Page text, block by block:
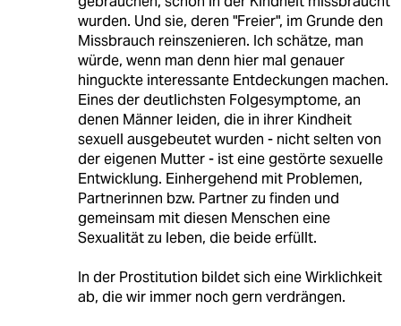
wurden. Und sie, deren "Freier", im Grunde den
Missbrauch reinszenieren. Ich schätze, man
würde, wenn man denn hier mal genauer
hinguckte interessante Entdeckungen machen.
Eines der deutlichsten Folgesymptome, an
denen Männer leiden, die in ihrer Kindheit
sexuell ausgebeutet wurden - nicht selten von
der eigenen Mutter - ist eine gestörte sexuelle
Entwicklung. Einhergehend mit Problemen,
Partnerinnen bzw. Partner zu finden und
gemeinsam mit diesen Menschen eine
Sexualität zu leben, die beide erfüllt.
In der Prostitution bildet sich eine Wirklichkeit
ab, die wir immer noch gern verdrängen.